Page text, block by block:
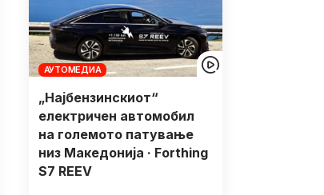
АУТОМЕДИА
„Најбензинскиот“
електричен автомобил
на големото патување
низ Македонија · Forthing
S7 REEV